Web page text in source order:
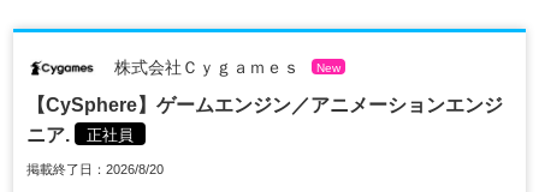
株式会社Ｃｙｇａｍｅｓ New
【CySphere】ゲームエンジン／アニメーションエンジ
ニア.
正社員
掲載終了日：2026/8/20